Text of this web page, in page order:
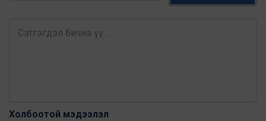
Холбоотой мэдээлэл